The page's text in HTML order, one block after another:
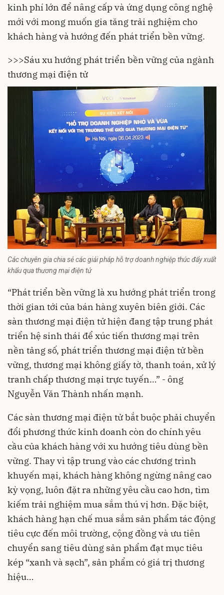
kinh phí lớn để nâng cấp và ứng dụng công nghệ
mới với mong muốn gia tăng trải nghiệm cho
khách hàng và hướng đến phát triển bền vững.
>>>Sáu xu hướng phát triển bền vững của ngành
thương mại điện tử
Các chuyên gia chia sẻ các giải pháp hỗ trợ doanh nghiệp thúc đẩy xuất
khẩu qua thương mại điện tử
“Phát triển bền vững là xu hướng phát triển trong
thời gian tới của bán hàng xuyên biên giới. Các
sàn thương mại điện tử hiện đang tập trung phát
triển hệ sinh thái để xúc tiến thương mại trên
nền tảng số, phát triển thương mại điện tử bền
vững, thương mại không giấy tờ, thanh toán, xử lý
tranh chấp thương mại trực tuyến…” - ông
Nguyễn Văn Thành nhấn mạnh.
Các sàn thương mại điện tử bắt buộc phải chuyển
đổi phương thức kinh doanh còn do chính yêu
cầu của khách hàng với xu hướng tiêu dùng bền
vững. Thay vì tập trung vào các chương trình
khuyến mại, khách hàng không ngừng nâng cao
kỳ vọng, luôn đặt ra những yêu cầu cao hơn, tìm
kiếm trải nghiệm mua sắm thú vị hơn. Đặc biệt,
khách hàng hạn chế mua sắm sản phẩm tác động
tiêu cực đến môi trường, cộng đồng và ưu tiên
chuyển sang tiêu dùng sản phẩm đạt mục tiêu
kép “xanh và sạch”, sản phẩm có giá trị thương
hiệu…